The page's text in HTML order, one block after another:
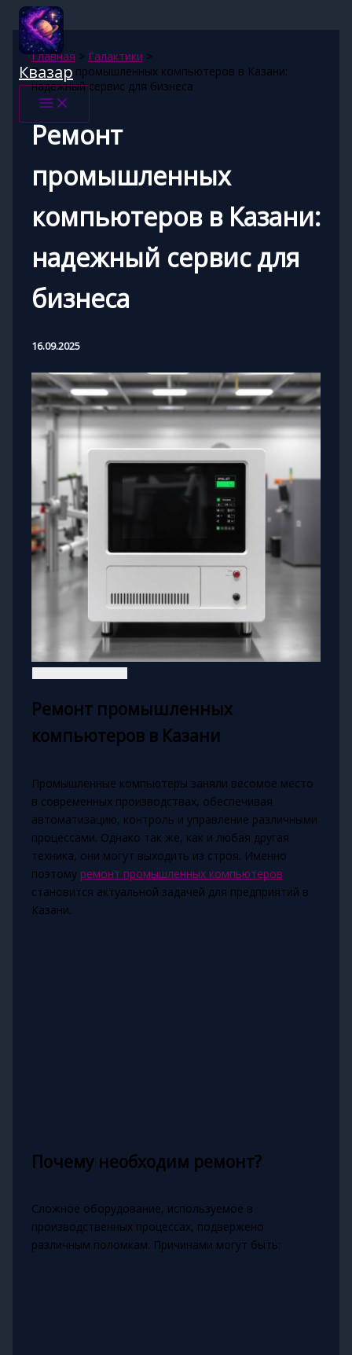
Перейти
содержимому
Квазар
Главная
Галактики
Ремонт промышленных компьютеров в Казани:
надежный сервис для бизнеса
Ремонт
промышленных
компьютеров в Казани:
надежный сервис для
бизнеса
16.09.2025
Ремонт промышленных
компьютеров в Казани
Промышленные компьютеры заняли весомое место
в современных производствах, обеспечивая
автоматизацию, контроль и управление различными
процессами. Однако так же, как и любая другая
техника, они могут выходить из строя. Именно
поэтому ремонт промышленных компьютеров
становится актуальной задачей для предприятий в
Казани.
Почему необходим ремонт?
Сложное оборудование, используемое в
производственных процессах, подвержено
различным поломкам. Причинами могут быть: